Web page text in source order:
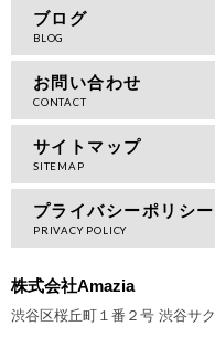
ブログ
お問い合わせ
サイトマップ
プライバシーポリシー
株式会社Amazia
渋谷区桜丘町１番２号 渋谷サ